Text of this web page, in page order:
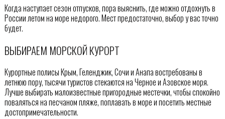
Когда наступает сезон отпусков, пора выяснить, где можно отдохнуть в
России летом на море недорого. Мест предостаточно, выбор у вас точно
будет.
ВЫБИРАЕМ МОРСКОЙ КУРОРТ
Курортные полисы Крым, Геленджик, Сочи и Анапа востребованы в
летнюю пору, тысячи туристов стекаются на Черное и Азовское моря.
Лучше выбирать малоизвестные пригородные местечки, чтобы спокойно
поваляться на песчаном пляже, поплавать в море и посетить местные
достопримечательности.